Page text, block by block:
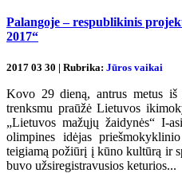
Palangoje – respublikinis
2017“
2017 03 30 | Rubrika: Jūros vaikai
Kovo 29 dieną, antrus metus iš
trenksmu praūžė Lietuvos
„Lietuvos mažųjų žaidynės“ I-
olimpines idėjas
teigiamą požiūrį į kūno kultūrą ir
buvo užsiregistravusios keturios...